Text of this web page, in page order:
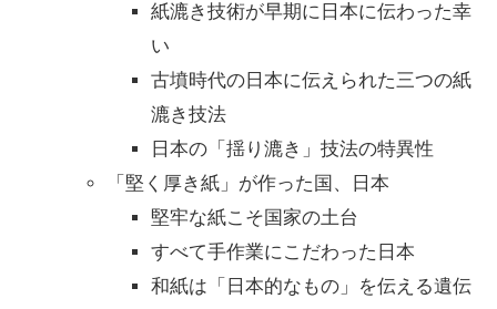
紙漉き技術が早期に日本に伝わった幸
い
古墳時代の日本に伝えられた三つの紙
漉き技法
日本の「揺り漉き」技法の特異性
「堅く厚き紙」が作った国、日本
堅牢な紙こそ国家の土台
すべて手作業にこだわった日本
和紙は「日本的なもの」を伝える遺伝